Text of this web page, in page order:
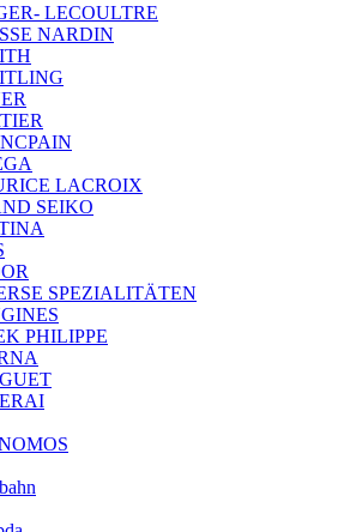
LECOULTRE
NARDIN
LACROIX
SEIKO
SPEZIALITÄTEN
PHILIPPE